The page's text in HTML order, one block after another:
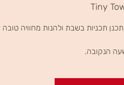
Tiny
תכניות בשבת ולהנות מחוויה
הנקובה.